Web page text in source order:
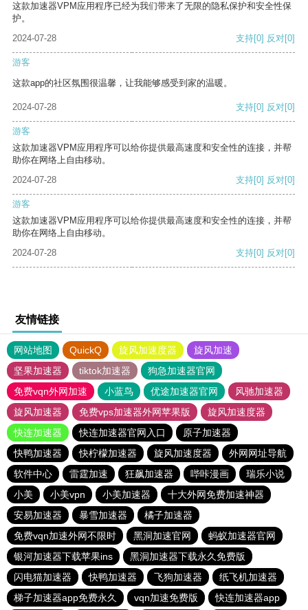
这款加速器VPM应用程序已经为我们带来了无限的隐私保护和安全性保
护。
2024-07-28
支持[0] 反对[0]
游客
这款app的社区氛围很温馨，让我能够感受到家的温暖。
2024-07-28 支持[0] 反对[0]
游客
这款加速器VPM应用程序可以给你提供最高速度和安全性的连接，并帮
助你在网络上自由移动。
2024-07-28
支持[0] 反对[0]
游客
这款加速器VPM应用程序可以给你提供最高速度和安全性的连接，并帮
助你在网络上自由移动。
2024-07-28
支持[0] 反对[0]
友情链接
网站地图 QuickQ 旋风加速度器
旋风加速
坚果加速器
tiktok加速器
狗急加速器官网
免费vqn外网加速
小蓝鸟 优途加速器官网
风驰加速器
旋风加速器
免费vps加速器外网苹果版
旋风加速度器
快连加速器
快连加速器官网入口
原子加速器
快鸭加速器
快柠檬加速器 旋风加速度器
外网网址导航
软件中心
雷霆加速 狂飙加速器 哔咔漫画
瑞乐小说
小美
小美vpn 小美加速器
十大外网免费加速神器
安易加速器
暴雪加速器
橘子加速器
免费vqn加速外网不限时
黑洞加速官网
蚂蚁加速器官网
银河加速器下载苹果ins
黑洞加速器下载永久免费版
闪电猫加速器
快鸭加速器 飞狗加速器
纸飞机加速器
梯子加速器app免费永久
vqn加速免费版 快连加速器app